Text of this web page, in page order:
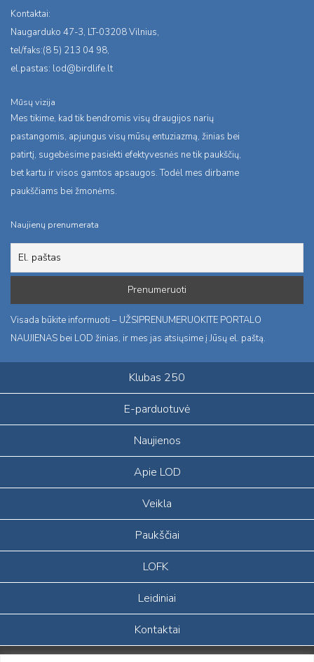
Kontaktai:
Naugarduko 47-3, LT-03208 Vilnius,
tel/faks:(8 5) 213 04 98,
el.pastas: lod@birdlife.lt
Mūsų vizija
Mes tikime, kad tik bendromis visų draugijos narių
pastangomis, apjungus visų mūsų entuziazmą, žinias bei
patirtį, sugebėsime pasiekti efektyvesnės ne tik paukščių,
bet kartu ir visos gamtos apsaugos. Todėl mes dirbame
paukščiams bei žmonėms.
Naujienų prenumerata
Visada būkite informuoti – UŽSIPRENUMERUOKITE PORTALO
NAUJIENAS bei LOD žinias, ir mes jas atsiųsime į Jūsų el. paštą.
Klubas 250
E-parduotuvė
Naujienos
Apie LOD
Veikla
Paukščiai
LOFK
Leidiniai
Kontaktai